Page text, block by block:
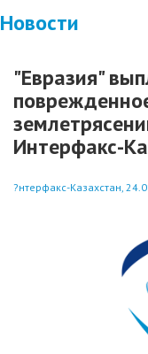
Новости
"Евразия"
Интерфакс-
?нтерфакс-Казахстан,